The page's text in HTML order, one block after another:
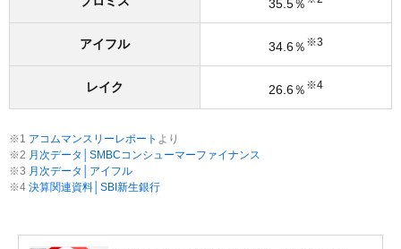
35.5％
アイフル 34.6％ ※3
レイク 26.6％ ※4
※1 アコムマンスリーレポート より
※2 月次データ│SMBCコンシューマーファイナンス
※3 月次データ│アイフル
※4 決算関連資料│SBI新生銀行